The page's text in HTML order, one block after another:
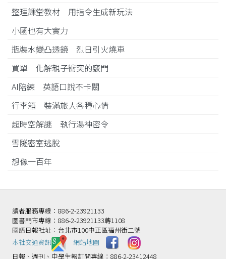
整理課堂教材 用指令生成新玩法
小國也有大實力
瓶裝水變凸透鏡 烈日引火燒車
買單 化解親子衝突的竅門
AI陪練 英語口說不卡關
行李箱 裝滿旅人各種心情
超時空解謎 執行湯神密令
雪隧密室逃脫
想像一百年
讀者服務專線：886-2-23921133
圖書門市專線：886-2-23921133轉1108
國語日報社址：台北市100中正區福州街二號
本社交通資訊️
網站地圖
日報、週刊、中學生報訂閱專線：886-2-23412448